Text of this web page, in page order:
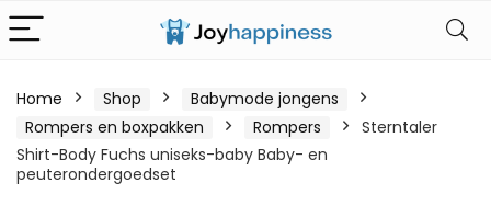
Home Shop
Babymode jongens
Rompers en boxpakken
Rompers
Sterntaler
Shirt-Body Fuchs uniseks-baby Baby- en
peuterondergoedset